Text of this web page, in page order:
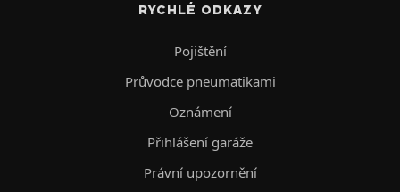
RYCHLÉ ODKAZY
Pojištění
Průvodce pneumatikami
Oznámení
Přihlášení garáže
Právní upozornění